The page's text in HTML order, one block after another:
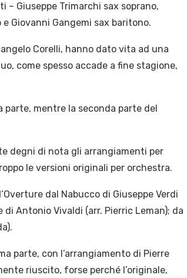
Giuseppe Trimarchi sax soprano,
Giovanni Gangemi sax baritono.
Corelli, hanno dato vita ad una
come spesso accade a fine stagione,
parte, mentre la seconda parte del
degni di nota gli arrangiamenti per
le versioni originali per orchestra.
dal Nabucco di Giuseppe Verdi
Antonio Vivaldi (arr. Pierric Leman); da
parte, con l’arrangiamento di Pierre
riuscito, forse perché l’originale,